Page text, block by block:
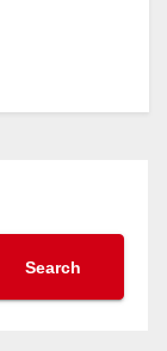
Search